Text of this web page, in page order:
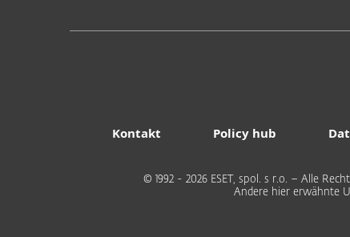
Kontakt Policy hub
© 1992 - 2026 ESET, spol. s r.o. – Alle
Andere hier erwähnte